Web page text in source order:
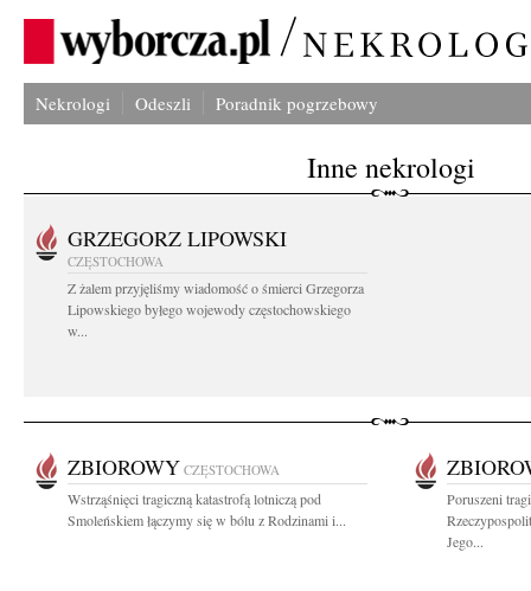
Nekrologi Odeszli Poradnik pogrzebowy
Inne nekrologi
GRZEGORZ LIPOWSKI
CZĘSTOCHOWA
Z żalem przyjęliśmy wiadomość o śmierci Grzegorza
Lipowskiego byłego wojewody częstochowskiego
w...
ZBIOROWY CZĘSTOCHOWA
Wstrząśnięci tragiczną katastrofą lotniczą pod
Smoleńskiem łączymy się w bólu z Rodzinami i...
Poruszeni
Jego...